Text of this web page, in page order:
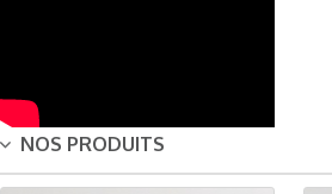
NOS PRODUITS